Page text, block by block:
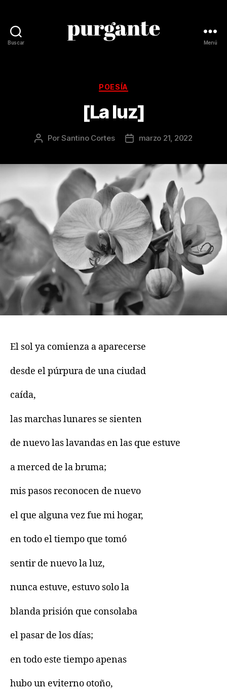
Buscar Menú
Categorías
POESÍA
[La luz]
Autor
publicación
PorSantino Cortes
Fecha
publicación
marzo 21, 2022
El sol ya comienza a aparecerse
desde el púrpura de una ciudad
caída,
las marchas lunares se sienten
de nuevo las lavandas en las que estuve
a merced de la bruma;
mis pasos reconocen de nuevo
el que alguna vez fue mi hogar,
en todo el tiempo que tomó
sentir de nuevo la luz,
nunca estuve, estuvo solo la
blanda prisión que consolaba
el pasar de los días;
en todo este tiempo apenas
hubo un eviterno otoño,